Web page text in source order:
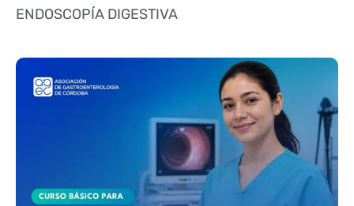
ENDOSCOPÍA DIGESTIVA